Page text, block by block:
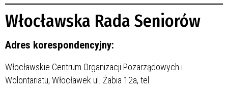
Włocławska Rada Seniorów
Adres korespondencyjny:
Włocławskie Centrum Organizacji Pozarządowych i
Wolontariatu, Włocławek ul. Żabia 12a, tel.